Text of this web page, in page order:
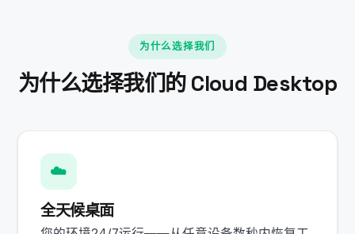
为什么选择我们
为什么选择我们的 Cloud Desktop
☁️
全天候桌面